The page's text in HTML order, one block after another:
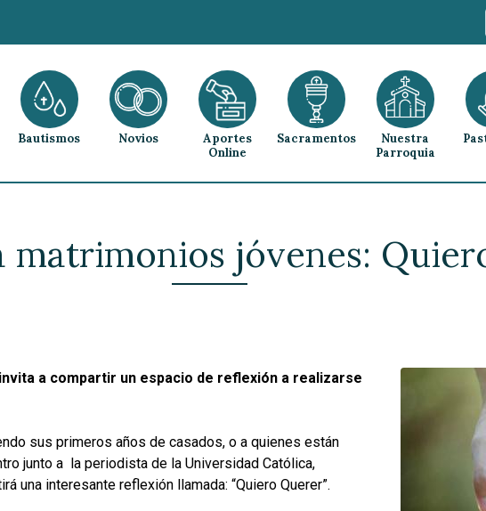
Bautismos Novios
Aportes
Online
Sacramentos
Nuestra
Parroquia
matrimonios jóvenes:
a compartir un espacio de reflexión a realizarse
sus primeros años de casados, o a quienes están
junto a la periodista de la Universidad Católica,
una interesante reflexión llamada: “Quiero Querer”.